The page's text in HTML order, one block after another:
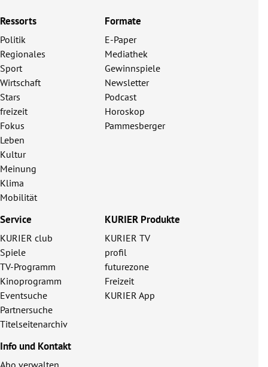
Ressorts
Politik
Regionales
Sport
Wirtschaft
Stars
freizeit
Fokus
Leben
Kultur
Meinung
Klima
Mobilität
Formate
E-Paper
Mediathek
Gewinnspiele
Newsletter
Podcast
Horoskop
Pammesberger
Service
KURIER club
Spiele
TV-Programm
Kinoprogramm
Eventsuche
Partnersuche
Titelseitenarchiv
KURIER Produkte
KURIER TV
profil
futurezone
Freizeit
KURIER App
Info und Kontakt
Abo verwalten